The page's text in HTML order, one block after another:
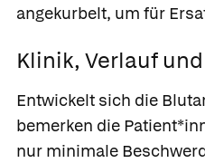
angekurbelt, um für
Klinik, Verlauf
Entwickelt sich die
bemerken die
nur minimale